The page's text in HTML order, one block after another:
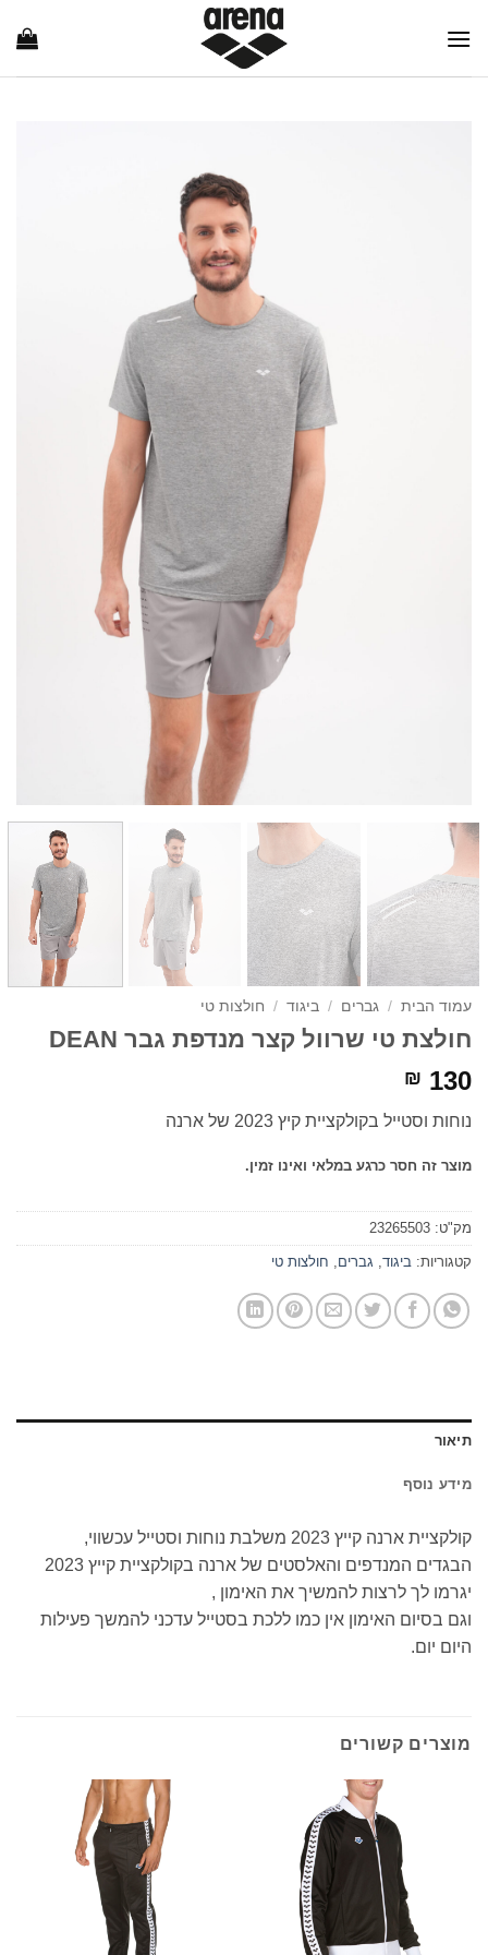
עמוד הבית / גברים / ביגוד / חולצות טי
חולצת טי שרוול קצר מנדפת גבר DEAN
₪ 130
נוחות וסטייל בקולקציית קיץ 2023 של ארנה
מוצר זה חסר כרגע במלאי ואינו זמין.
מק"ט: 23265503
קטגוריות: ביגוד, גברים, חולצות טי
תיאור
מידע נוסף
קולקציית ארנה קייץ 2023 משלבת נוחות וסטייל עכשווי,
הבגדים המנדפים והאלסטים של ארנה בקולקציית קייץ 2023
יגרמו לך לרצות להמשיך את האימון ,
וגם בסיום האימון אין כמו ללכת בסטייל עדכני להמשך פעילות
היום יום.
מוצרים קשורים